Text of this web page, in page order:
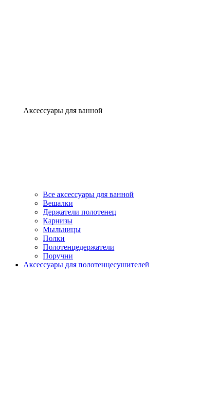
Аксессуары для ванной
Все аксессуары для ванной
Вешалки
Держатели полотенец
Карнизы
Мыльницы
Полки
Полотенцедержатели
Поручни
Аксессуары для полотенцесушителей